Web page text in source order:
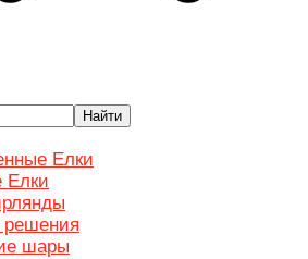
Найти
Елки
Елки
решения
шары